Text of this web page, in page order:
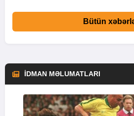
Bütün
İDMAN MƏLUMATLARI